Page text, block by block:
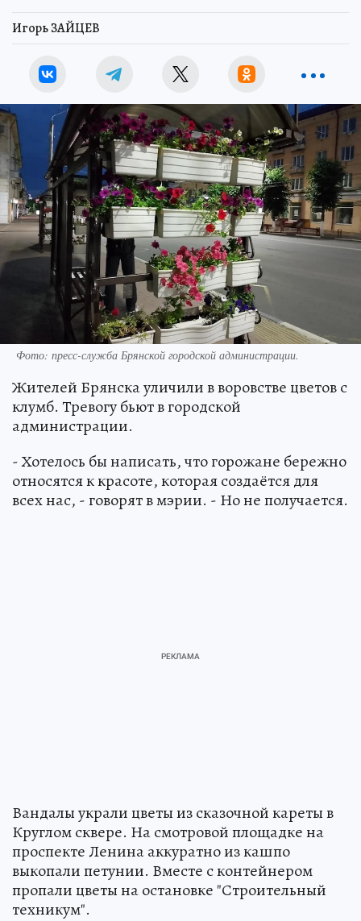
Игорь ЗАЙЦЕВ
Фото: пресс-служба Брянской городской администрации.
Жителей Брянска уличили в воровстве цветов с
клумб. Тревогу бьют в городской
администрации.
- Хотелось бы написать, что горожане бережно
относятся к красоте, которая создаётся для
всех нас, - говорят в мэрии. - Но не получается.
Вандалы украли цветы из сказочной кареты в
Круглом сквере. На смотровой площадке на
проспекте Ленина аккуратно из кашпо
выкопали петунии. Вместе с контейнером
пропали цветы на остановке "Строительный
техникум".